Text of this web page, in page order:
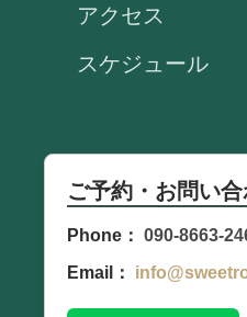
アクセス
スケジュール
ご予約・お問い
Phone： 090-8663-
Email：